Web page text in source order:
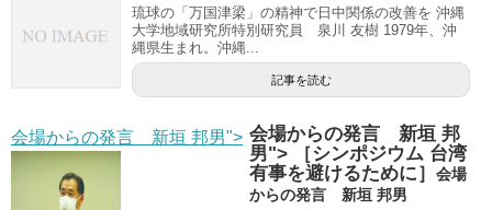
琉球の「万国津梁」の精神で日中関係の改善を 沖縄
大学地域研究所特別研究員 泉川 友樹 1979年、沖
縄県生まれ。沖縄...
記事を読む
会場からの発言 新垣 邦男"> 会場からの発言 新垣 邦
男"> ［シンポジウム 台湾
有事を避けるために］
会場
からの発言 新垣 邦男